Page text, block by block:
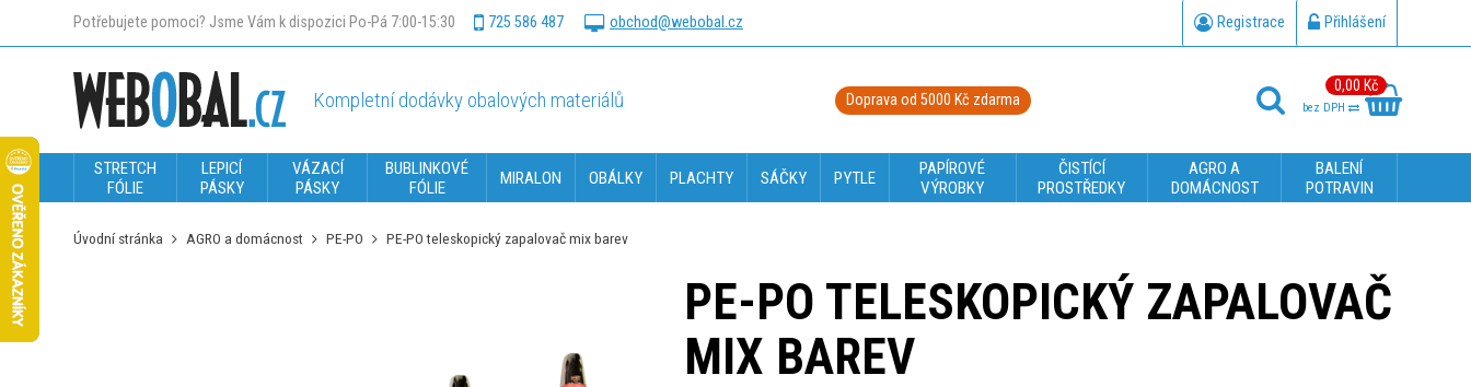
Potřebujete pomoci? Jsme Vám k dispozici Po-Pá 7:00-15:30 725 586 487 obchod@webobal.cz Registrace Přihlášení
Kompletní dodávky obalových materiálů Doprava od 5000 Kč zdarma
0,00 Kč
bez DPH
STRETCH
FÓLIE
LEPICÍ
PÁSKY
VÁZACÍ
PÁSKY
BUBLINKOVÉ
FÓLIE
MIRALON OBÁLKY PLACHTY SÁČKY PYTLE
PAPÍROVÉ
VÝROBKY
ČISTÍCÍ
PROSTŘEDKY
AGRO A
DOMÁCNOST
BALENÍ
POTRAVIN
Úvodní stránka AGRO a domácnost PE-PO PE-PO teleskopický zapalovač mix barev
PE-PO TELESKOPICKÝ ZAPALOVAČ
MIX BAREV